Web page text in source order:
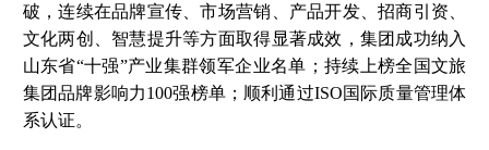
破，连续在品牌宣传、市场营销、产品开发、招商引资、
文化两创、智慧提升等方面取得显著成效，集团成功纳入
山东省“十强”产业集群领军企业名单；持续上榜全国文旅
集团品牌影响力100强榜单；顺利通过ISO国际质量管理体
系认证。